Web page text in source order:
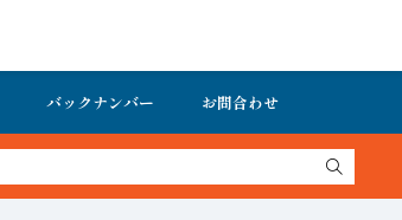
バックナンバー お問合わせ